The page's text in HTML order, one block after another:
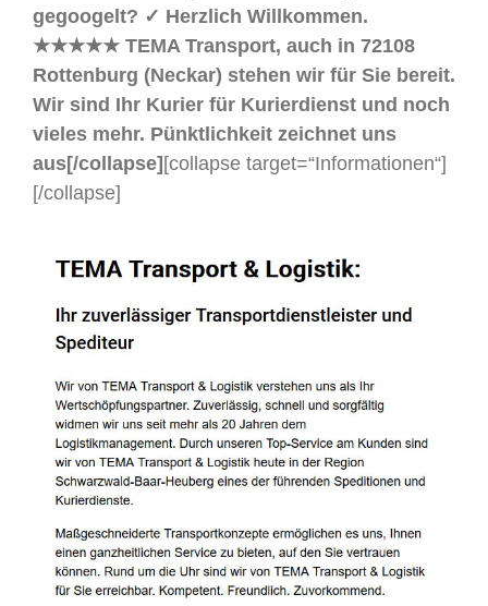
gegoogelt? ✓ Herzlich Willkommen.
★★★★★ TEMA Transport, auch in 72108
Rottenburg (Neckar) stehen wir für Sie bereit.
Wir sind Ihr Kurier für Kurierdienst und noch
vieles mehr. Pünktlichkeit zeichnet uns
aus[/collapse][collapse target=“Informationen“]
[/collapse]